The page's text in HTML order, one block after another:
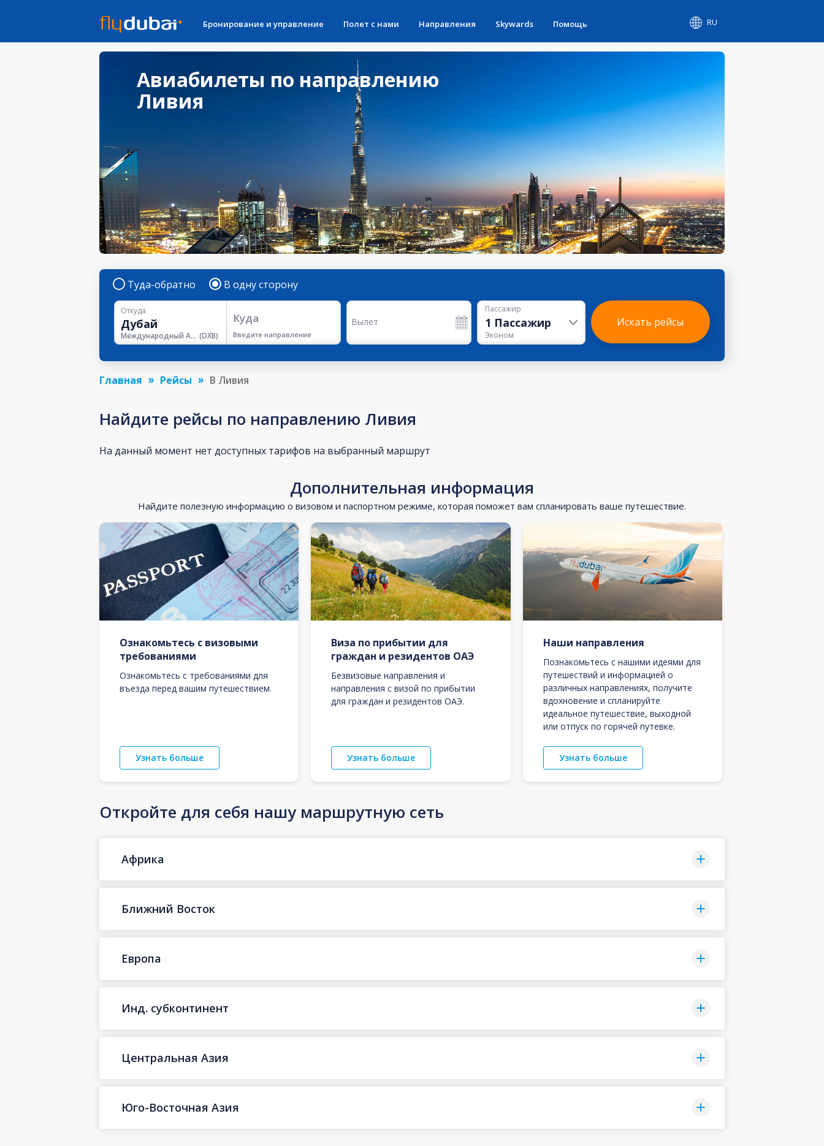
Бронирование и управление Полет с нами Направления Skywards Помощь RU
Авиабилеты по направлению
Ливия
Туда-обратно В одну сторону
Откуда
Международный Аэропорт Дубая (DXB)
Куда
Введите направление
Вылет
Пассажир
1 Пассажир
Эконом
Искать рейсы
Главная Рейсы В Ливия
Найдите рейсы по направлению Ливия
На данный момент нет доступных тарифов на выбранный маршрут
Дополнительная информация
Найдите полезную информацию о визовом и паспортном режиме, которая поможет вам спланировать ваше путешествие.
Ознакомьтесь с визовыми
требованиями
Ознакомьтесь с требованиями для
въезда перед вашим путешествием.
Узнать больше
Виза по прибытии для
граждан и резидентов ОАЭ
Безвизовые направления и
направления с визой по прибытии
для граждан и резидентов ОАЭ.
Узнать больше
Наши направления
Познакомьтесь с нашими идеями для
путешествий и информацией о
различных направлениях, получите
вдохновение и спланируйте
идеальное путешествие, выходной
или отпуск по горячей путевке.
Узнать больше
Откройте для себя нашу маршрутную сеть
Африка
Ближний Восток
Европа
Инд. субконтинент
Центральная Азия
Юго-Восточная Азия